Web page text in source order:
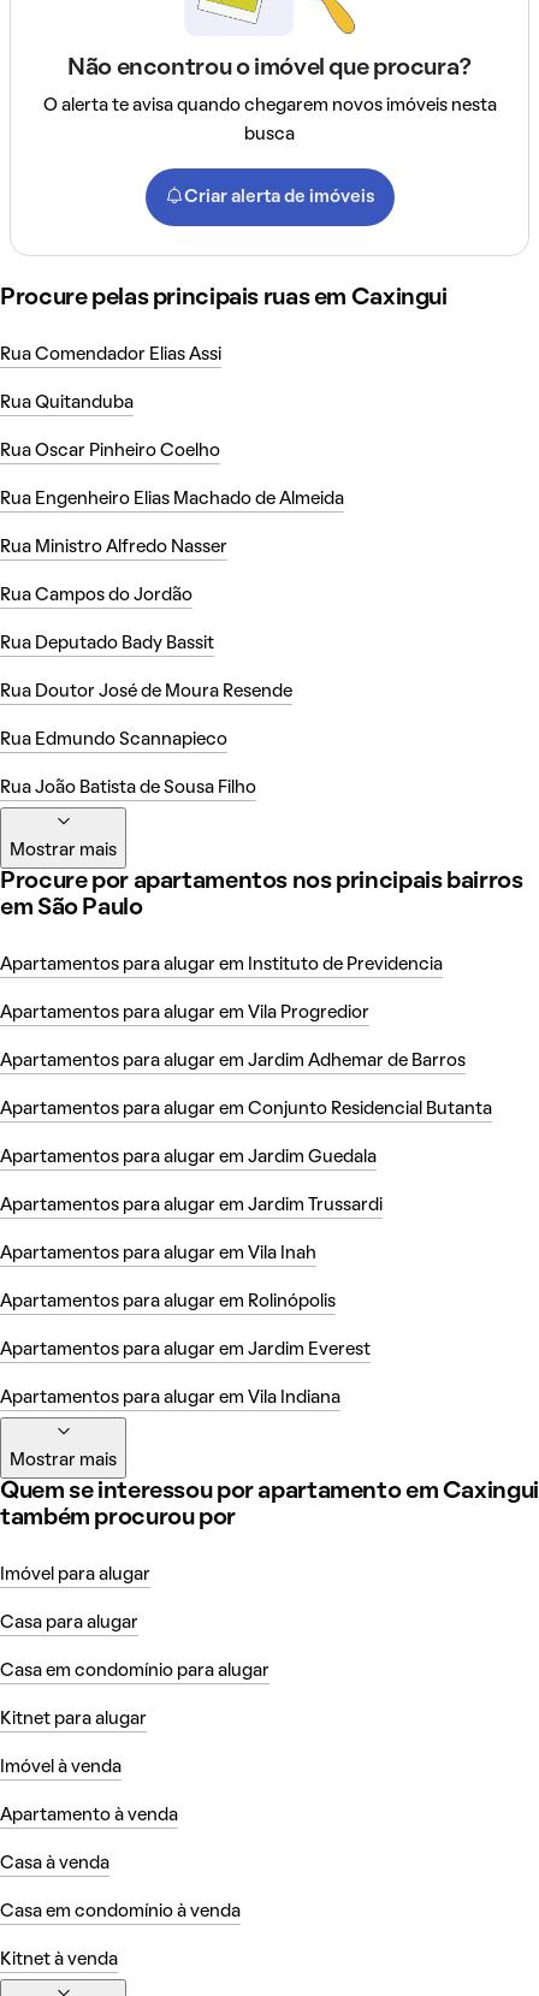
Não encontrou o imóvel que procura?
O alerta te avisa quando chegarem novos imóveis nesta
busca
Criar alerta de imóveis
Procure pelas principais ruas em Caxingui
Rua Comendador Elias Assi
Rua Quitanduba
Rua Oscar Pinheiro Coelho
Rua Engenheiro Elias Machado de Almeida
Rua Ministro Alfredo Nasser
Rua Campos do Jordão
Rua Deputado Bady Bassit
Rua Doutor José de Moura Resende
Rua Edmundo Scannapieco
Rua João Batista de Sousa Filho
Mostrar mais
Procure por apartamentos nos principais bairros
em São Paulo
Apartamentos para alugar em Instituto de Previdencia
Apartamentos para alugar em Vila Progredior
Apartamentos para alugar em Jardim Adhemar de Barros
Apartamentos para alugar em Conjunto Residencial Butanta
Apartamentos para alugar em Jardim Guedala
Apartamentos para alugar em Jardim Trussardi
Apartamentos para alugar em Vila Inah
Apartamentos para alugar em Rolinópolis
Apartamentos para alugar em Jardim Everest
Apartamentos para alugar em Vila Indiana
Mostrar mais
Quem se interessou por apartamento em Caxingui
também procurou por
Imóvel para alugar
Casa para alugar
Casa em condomínio para alugar
Kitnet para alugar
Imóvel à venda
Apartamento à venda
Casa à venda
Casa em condomínio à venda
Kitnet à venda